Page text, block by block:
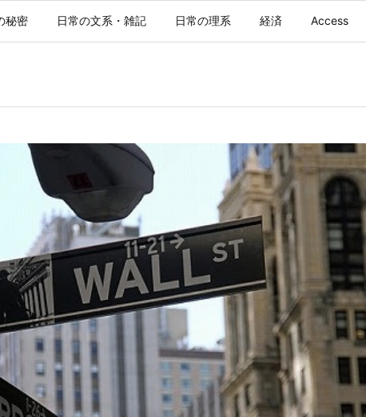
秘密 日常の文系・雑記 日常の理系 経済 Access